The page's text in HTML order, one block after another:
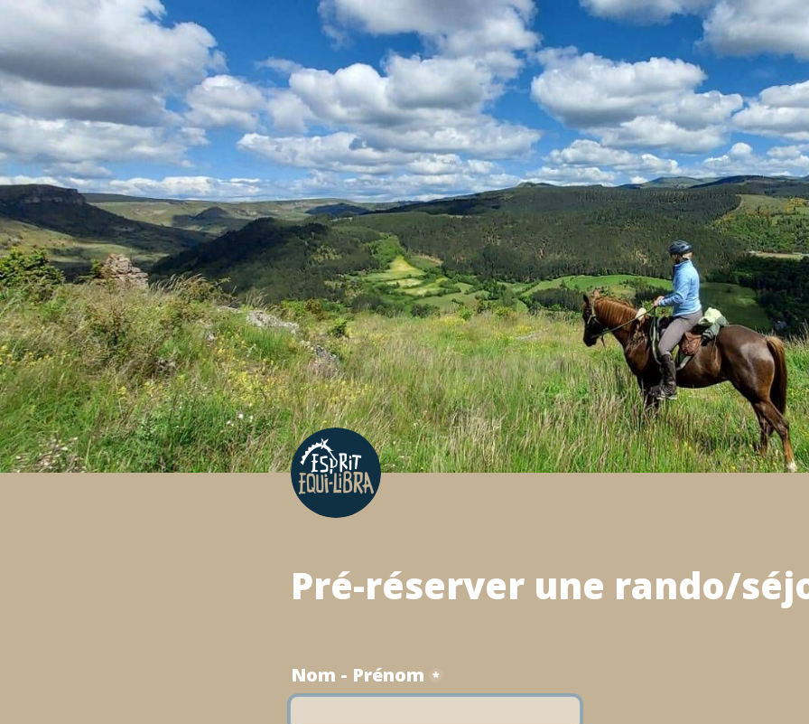
Pré-réserver une rando/
Nom - Prénom *